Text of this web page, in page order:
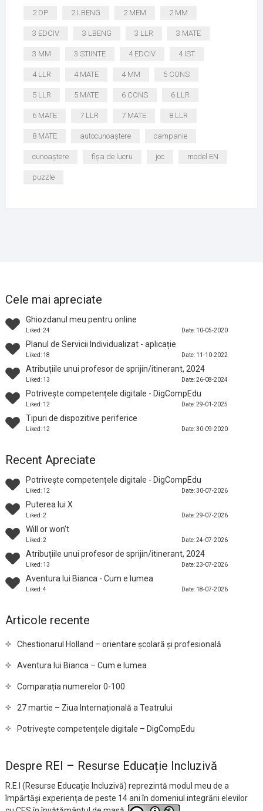
2 DP 2 LBENG 2 MEM 2 MM
3 EDCIV 3 LBENG 3 LLR 3 MATE
3 MM 3 STIINTE 4 EDCIV 4 IST
4 LLR 4 MATE 4 MM 5 CONS
5 LLR 5 MATE 6 CONS 6 LLR
6 MATE 7 LLR 7 MATE 8 LLR
8 MATE autocunoaștere campanie
cunoaștere fișa de lucru joc model EN
puzzle
Cele mai apreciate
Ghiozdanul meu pentru online
Liked: 24 Date: 10-05-2020
Planul de Servicii Individualizat - aplicație
Liked: 18 Date: 11-10-2022
Atribuțiile unui profesor de sprijin/itinerant, 2024
Liked: 13 Date: 26-08-2024
Potrivește competențele digitale - DigCompEdu
Liked: 12 Date: 29-01-2025
Tipuri de dispozitive periferice
Liked: 12 Date: 30-09-2020
Recent Apreciate
Potrivește competențele digitale - DigCompEdu
Liked: 12 Date: 30-07-2026
Puterea lui X
Liked: 2 Date: 29-07-2026
Will or won't
Liked: 2 Date: 24-07-2026
Atribuțiile unui profesor de sprijin/itinerant, 2024
Liked: 13 Date: 23-07-2026
Aventura lui Bianca - Cum e lumea
Liked: 4 Date: 18-07-2026
Articole recente
Chestionarul Holland – orientare școlară și profesională
Aventura lui Bianca – Cum e lumea
Comparația numerelor 0-100
27 martie – Ziua Internațională a Teatrului
Potrivește competențele digitale – DigCompEdu
Despre REI – Resurse Educație Incluzivă
R.E.I (Resurse Educație Incluzivă) reprezintă modul meu de a
împărtăși experiența de peste 14 ani în domeniul integrării elevilor